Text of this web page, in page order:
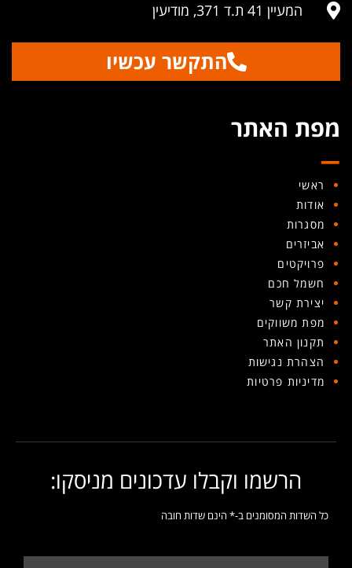
מפת האתר
_
ראשי
אודות
מסגרות
אביזרים
פרויקטים
חשמל חכם
יצירת קשר
מפת משווקים
תקנון האתר
הצהרת נגישות
מדיניות פרטיות
המעיין 41 ת.ד 371, מודיעין
התקשר עכשיו
הרשמו וקבלו עדכונים מניסקו:
כל השדות המסומנים ב-* הינם שדות חובה